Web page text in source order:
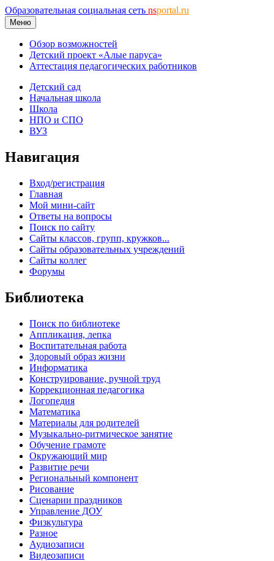
Образовательная социальная сеть nsportal.ru
Меню
Обзор возможностей
Детский проект «Алые паруса»
Аттестация педагогических работников
Детский сад
Начальная школа
Школа
НПО и СПО
ВУЗ
Навигация
Вход/регистрация
Главная
Мой мини-сайт
Ответы на вопросы
Поиск по сайту
Сайты классов, групп, кружков...
Сайты образовательных учреждений
Сайты коллег
Форумы
Библиотека
Поиск по библиотеке
Аппликация, лепка
Воспитательная работа
Здоровый образ жизни
Информатика
Конструирование, ручной труд
Коррекционная педагогика
Логопедия
Математика
Материалы для родителей
Музыкально-ритмическое занятие
Обучение грамоте
Окружающий мир
Развитие речи
Региональный компонент
Рисование
Сценарии праздников
Управление ДОУ
Физкультура
Разное
Аудиозаписи
Видеозаписи